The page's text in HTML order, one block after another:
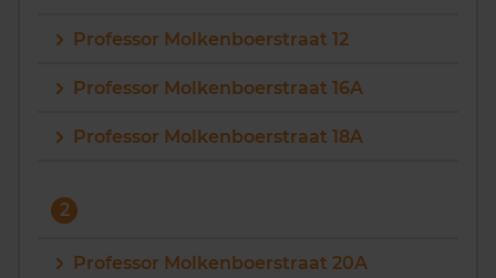
Zoek een woning
Vragen? Neem contact met ons op
Maandag t/m vrijdag - 08:00 -18:00
Professor Molkenboerstraat 12
Professor Molkenboerstraat 16A
Professor Molkenboerstraat 18A
2
Professor Molkenboerstraat 20A